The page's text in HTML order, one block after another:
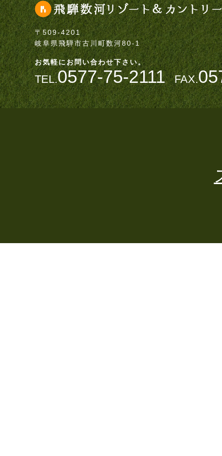
〒509-4201
岐阜県飛騨市古川町数河80-1
お気軽にお問い合わせ下さい。
TEL.0577-75-2111 FAX.